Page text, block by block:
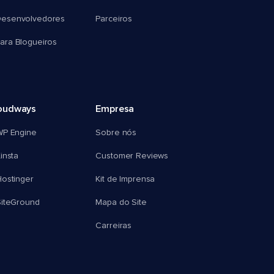
Blogueiros
Parceiros
Engine
Empresa
Sobre nós
Customer Reviews
Kit de Imprensa
Mapa do Site
Carreiras